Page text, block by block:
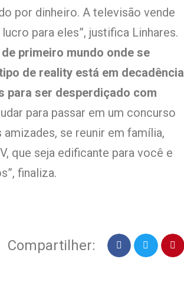
por dinheiro. A televisão vende
para eles”, justifica Linhares.
primeiro mundo onde se
de reality está em decadência
para ser desperdiçado com
para passar em um concurso
se reunir em família,
que seja edificante para você e
finaliza.
Compartilher: